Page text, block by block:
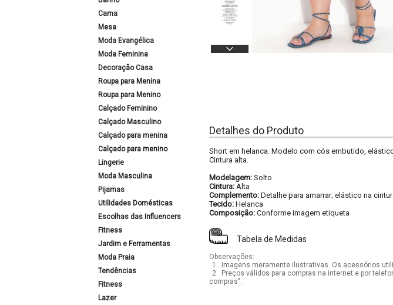
Cama
Mesa
Moda Evangélica
Moda Feminina
Decoração Casa
Roupa para Menina
Roupa para Menino
Calçado Feminino
Calçado Masculino
Calçado para menina
Calçado para menino
Lingerie
Moda Masculina
Pijamas
Utilidades Domésticas
Escolhas das Influencers
Fitness
Jardim e Ferramentas
Moda Praia
Tendências
Fitness
Lazer
Detalhes do Produto
Short em helanca. Modelo com cós embutido,
Cintura alta.
Modelagem: Solto
Cintura: Alta
Complemento: Detalhe para amarrar; elástico na
Tecido: Helanca
Composição: Conforme imagem etiqueta
Tabela de Medidas
Observações:
1.
Imagens meramente ilustrativas. Os acessórios
2.
Preços válidos para compras na internet e por
compras".